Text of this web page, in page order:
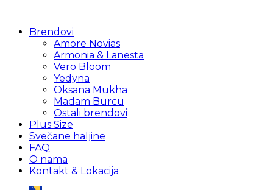
Brendovi
Amore Novias
Armonia & Lanesta
Vero Bloom
Yedyna
Oksana Mukha
Madam Burcu
Ostali brendovi
Plus Size
Svečane haljine
FAQ
O nama
Kontakt & Lokacija